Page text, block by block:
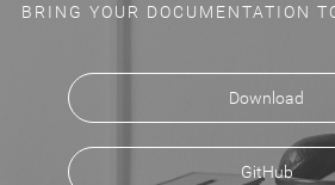
BRING YOUR DOCUMENTATION
Download
GitHub